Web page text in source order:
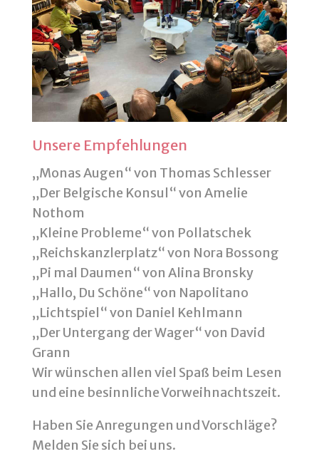
Unsere Empfehlungen
„Monas Augen“ von Thomas Schlesser
„Der Belgische Konsul“ von Amelie
Nothom
„Kleine Probleme“ von Pollatschek
„Reichskanzlerplatz“ von Nora Bossong
„Pi mal Daumen“ von Alina Bronsky
„Hallo, Du Schöne“ von Napolitano
„Lichtspiel“ von Daniel Kehlmann
„Der Untergang der Wager“ von David
Grann
Wir wünschen allen viel Spaß beim Lesen
und eine besinnliche Vorweihnachtszeit.
Haben Sie Anregungen und Vorschläge?
Melden Sie sich bei uns.